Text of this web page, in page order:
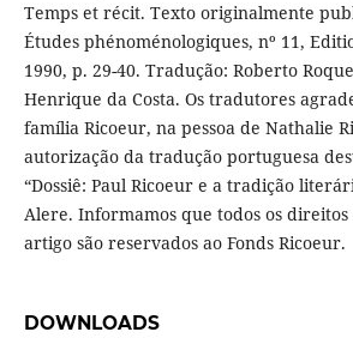
Temps et récit. Texto originalmente
Études phénoménologiques, nº 11,
1990, p. 29-40. Tradução: Roberto
Henrique da Costa. Os tradutores
família Ricoeur, na pessoa de Nathalie
autorização da tradução portuguesa
“Dossiê: Paul Ricoeur e a tradição
Alere. Informamos que todos os
artigo são reservados ao Fonds Ricoeur.
DOWNLOADS